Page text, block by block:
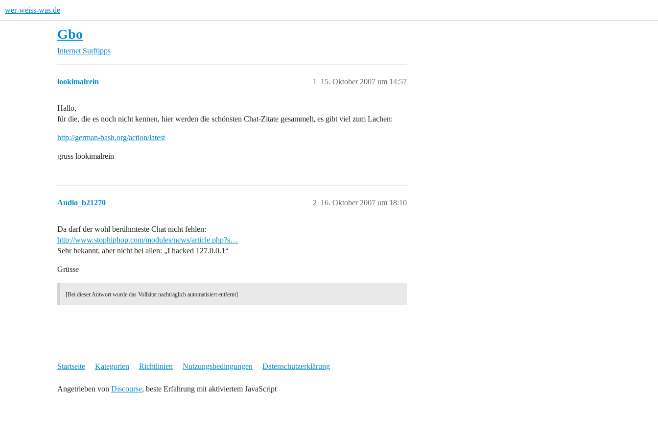
wer-weiss-was.de
Gbo
Internet Surftipps
lookimalrein 15. Oktober 2007 um 14:57
1
Hallo,
für die, die es noch nicht kennen, hier werden die schönsten Chat-Zitate gesammelt, es gibt viel zum Lachen:
http://german-bash.org/action/latest
gruss lookimalrein
Audio_b21270 16. Oktober 2007 um 18:10
2
Da darf der wohl berühmteste Chat nicht fehlen:
http://www.stophiphop.com/modules/news/article.php?s…
Sehr bekannt, aber nicht bei allen: „I hacked 127.0.0.1“
Grüsse
[Bei dieser Antwort wurde das Vollzitat nachträglich automatisiert entfernt]
Startseite Kategorien Richtlinien Nutzungsbedingungen Datenschutzerklärung
Angetrieben von Discourse, beste Erfahrung mit aktiviertem JavaScript